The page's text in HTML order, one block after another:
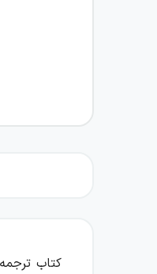
کتاب